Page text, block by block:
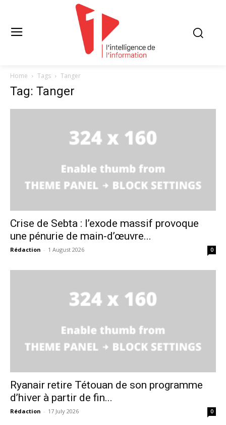
Home Tags Tanger
Tag: Tanger
Crise de Sebta : l’exode massif provoque
une pénurie de main-d’œuvre...
Rédaction - 1 August 2026 0
Ryanair retire Tétouan de son programme
d’hiver à partir de fin...
Rédaction - 17 July 2026 0